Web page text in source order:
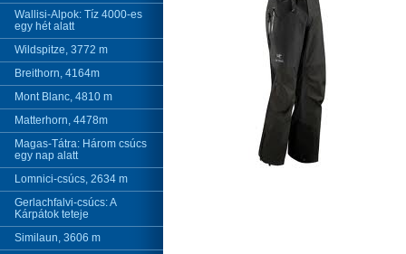
Wallisi-Alpok: Tíz 4000-es
egy hét alatt
Wildspitze, 3772 m
Breithorn, 4164m
Mont Blanc, 4810 m
Matterhorn, 4478m
Magas-Tátra: Három csúcs
egy nap alatt
Lomnici-csúcs, 2634 m
Gerlachfalvi-csúcs: A
Kárpátok teteje
Similaun, 3606 m